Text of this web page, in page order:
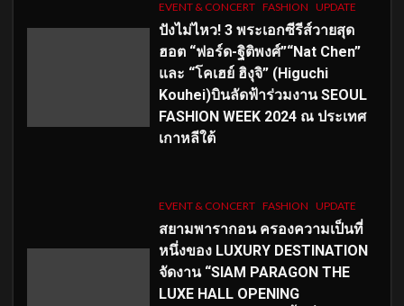
EVENT & CONCERT FASHION UPDATE
ปังไม่ไหว! 3 พระเอกซีรีส์วายสุด
ฮอต “ฟอร์ด-ฐิติพงศ์”“Nat Chen”
และ “โคเฮย์ ฮิงุจิ” (Higuchi
Kouhei)บินลัดฟ้าร่วมงาน SEOUL
FASHION WEEK 2024 ณ ประเทศ
เกาหลีใต้
EVENT & CONCERT FASHION UPDATE
สยามพารากอน ครองความเป็นที่
หนึ่งของ LUXURY DESTINATION
จัดงาน “SIAM PARAGON THE
LUXE HALL OPENING